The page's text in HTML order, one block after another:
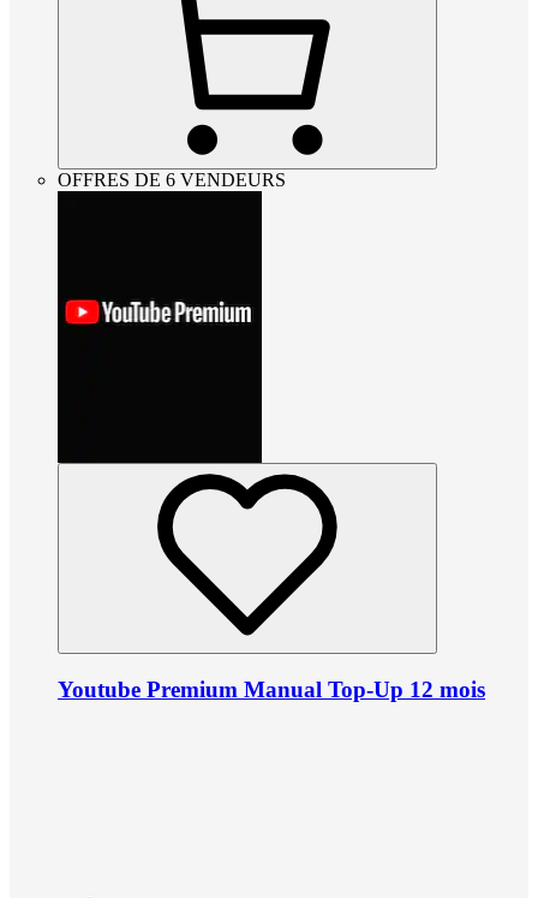
OFFRES DE 6 VENDEURS
Youtube Premium Manual Top-Up 12 mois